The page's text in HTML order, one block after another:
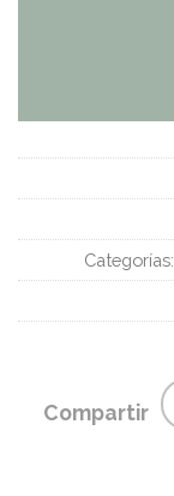
Categorías:
Compartir